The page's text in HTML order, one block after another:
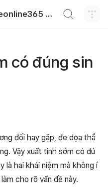
Tistory suckhoeonline365 blog
có đúng sin
đối hay gặp, đe dọa thẳ
Vậy xuất tinh sớm có đú
là hai khái niệm mà không í
cho rõ vấn đề này.